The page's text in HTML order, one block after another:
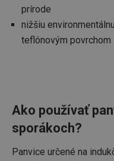
prírode
nižšiu
teflónovým povrchom
Ako používať
sporákoch?
Panvice určené na
46660_fts